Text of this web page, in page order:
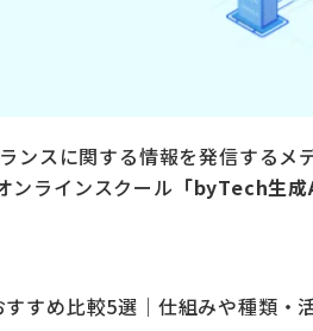
ンスに関する情報を発信するメ
ンラインスクール 「byTech生
すめ比較5選｜仕組みや種類・